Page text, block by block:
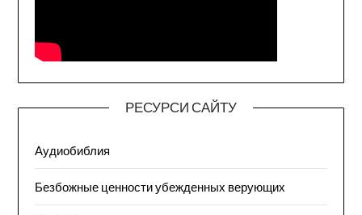
РЕСУРСИ САЙТУ
Аудиобиблия
Безбожные ценности убежденных верующих